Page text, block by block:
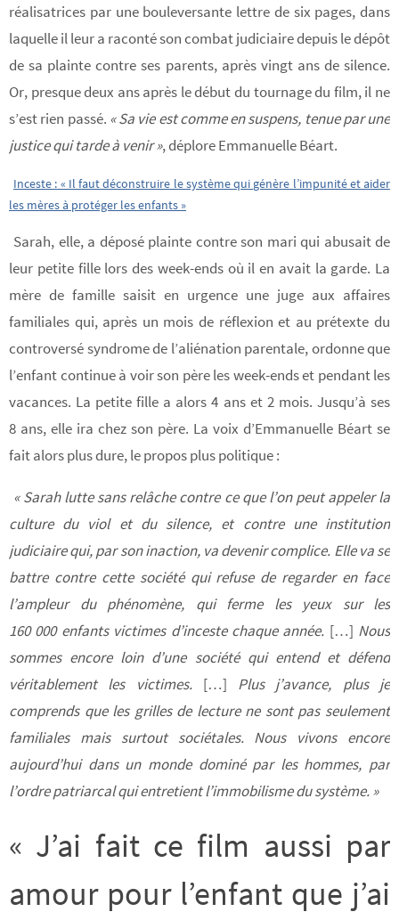
réalisatrices par une bouleversante lettre de six pages, dans
laquelle il leur a raconté son combat judiciaire depuis le dépôt
de sa plainte contre ses parents, après vingt ans de silence.
Or, presque deux ans après le début du tournage du film, il ne
s’est rien passé. « Sa vie est comme en suspens, tenue par une
justice qui tarde à venir », déplore Emmanuelle Béart.
Inceste : « Il faut déconstruire le système qui génère l’impunité et aider
les mères à protéger les enfants »
Sarah, elle, a déposé plainte contre son mari qui abusait de
leur petite fille lors des week-ends où il en avait la garde. La
mère de famille saisit en urgence une juge aux affaires
familiales qui, après un mois de réflexion et au prétexte du
controversé syndrome de l’aliénation parentale, ordonne que
l’enfant continue à voir son père les week-ends et pendant les
vacances. La petite fille a alors 4 ans et 2 mois. Jusqu’à ses
8 ans, elle ira chez son père. La voix d’Emmanuelle Béart se
fait alors plus dure, le propos plus politique :
« Sarah lutte sans relâche contre ce que l’on peut appeler la
culture du viol et du silence, et contre une institution
judiciaire qui, par son inaction, va devenir complice. Elle va se
battre contre cette société qui refuse de regarder en face
l’ampleur du phénomène, qui ferme les yeux sur les
160 000 enfants victimes d’inceste chaque année. […] Nous
sommes encore loin d’une société qui entend et défend
véritablement les victimes. […] Plus j’avance, plus je
comprends que les grilles de lecture ne sont pas seulement
familiales mais surtout sociétales. Nous vivons encore
aujourd’hui dans un monde dominé par les hommes, par
l’ordre patriarcal qui entretient l’immobilisme du système. »
« J’ai fait ce film aussi par
amour pour l’enfant que j’ai